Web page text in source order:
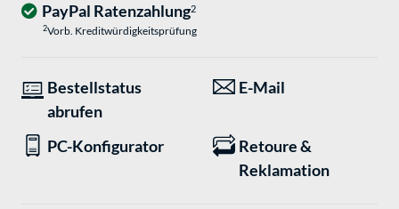
PayPal Ratenzahlung2
2Vorb. Kreditwürdigkeitsprüfung
Bestellstatus
abrufen
E-Mail
PC-Konfigurator
Retoure &
Reklamation